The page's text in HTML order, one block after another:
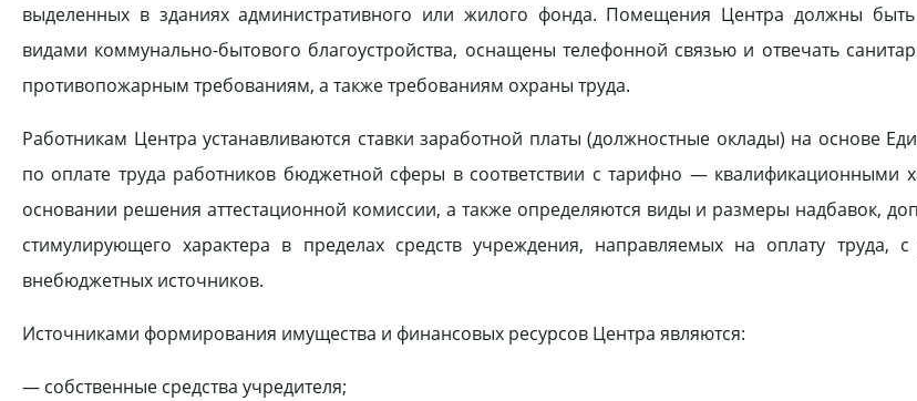
выделенных в зданиях административного или жилого фонда. Помещения Центра должны
видами коммунально-бытового благоустройства, оснащены телефонной связью и отвечать
противопожарным требованиям, а также требованиям охраны труда.
Работникам Центра устанавливаются ставки заработной платы (должностные оклады) на основе
по оплате труда работников бюджетной сферы в соответствии с тарифно — квалификационными
основании решения аттестационной комиссии, а также определяются виды и размеры надбавок,
стимулирующего характера в пределах средств учреждения, направляемых на оплату труда,
внебюджетных источников.
Источниками формирования имущества и финансовых ресурсов Центра являются:
— собственные средства учредителя;